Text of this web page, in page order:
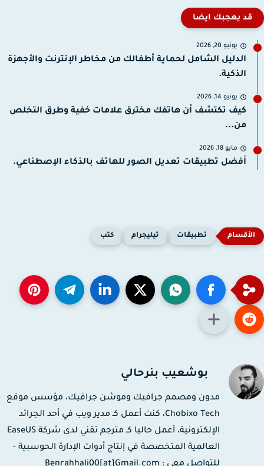
قد يعجبك ايضا
يونيو 20, 2026
الدليل الشامل لحماية أطفالك من مخاطر الإنترنت والأجهزة
الذكية.
يونيو 14, 2026
كيف تكتشف أن هاتفك مخترق علامات خفية وطرق التخلص
من...
مايو 18, 2026
أفضل تطبيقات تعديل الصور للهاتف بالذكاء الإصطناعي.
تطبيقات تيليجرام كتب
بوشعيب بنرحالي
مدون ومصمم جرافيك وموشن جرافيك، مؤسس موقع
Chobixo Tech، كنت أعمل كـ مدير ويب في أحد الجرائد
الإلكترونية، أعمل حاليا كـ مترجم تقني لدى شركة EaseUS
العالمية المتخصصة في إنتاج أدوات الإدارة الحوسبية -